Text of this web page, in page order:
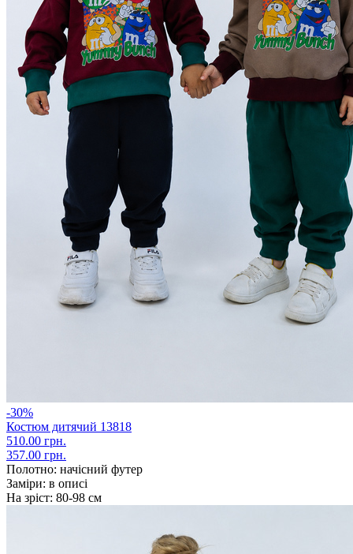
-30%
Костюм дитячий 13818
510.00 грн.
357.00 грн.
Полотно: начісний футер
Заміри: в описі
На зріст: 80-98 см